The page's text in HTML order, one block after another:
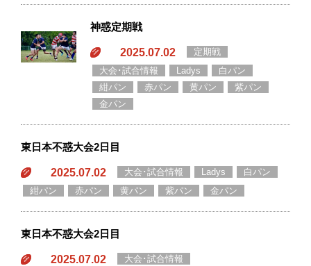
神惑定期戦
2025.07.02
定期戦
大会･試合情報
Ladys
白パン
紺パン
赤パン 黄パン
紫パン
金パン
東日本不惑大会2日目
2025.07.02 大会･試合情報 Ladys
白パン
紺パン
赤パン 黄パン 紫パン 金パン
東日本不惑大会2日目
2025.07.02 大会･試合情報